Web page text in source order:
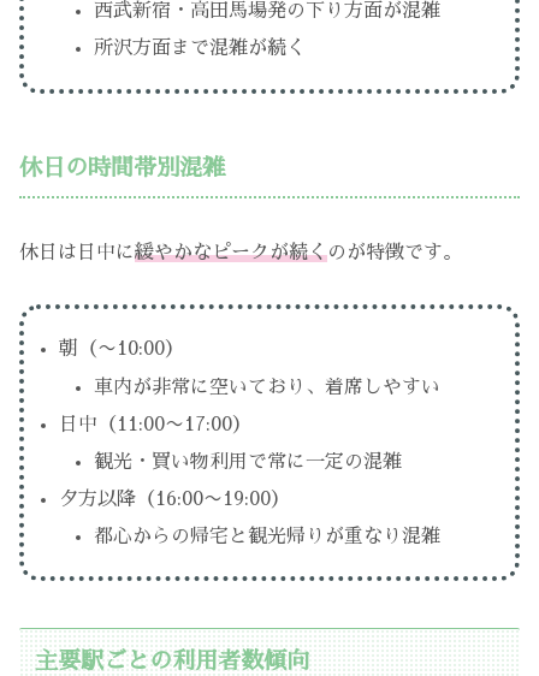
西武新宿・高田馬場発の下り方面が混雑
所沢方面まで混雑が続く
休日の時間帯別混雑
休日は日中に緩やかなピークが続くのが特徴です。
朝（〜10:00）
車内が非常に空いており、着席しやすい
日中（11:00〜17:00）
観光・買い物利用で常に一定の混雑
夕方以降（16:00〜19:00）
都心からの帰宅と観光帰りが重なり混雑
主要駅ごとの利用者数傾向